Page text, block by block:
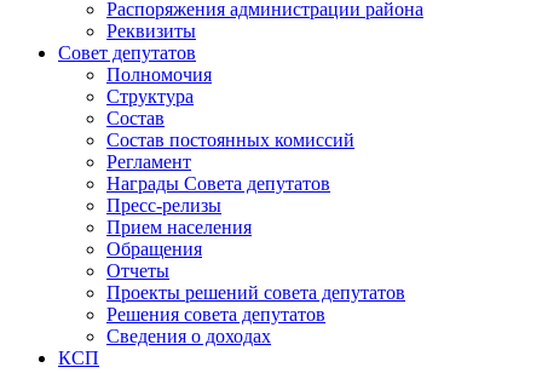
Распоряжения администрации района
Реквизиты
Совет депутатов
Полномочия
Структура
Состав
Состав постоянных комиссий
Регламент
Награды Совета депутатов
Пресс-релизы
Прием населения
Обращения
Отчеты
Проекты решений совета депутатов
Решения совета депутатов
Сведения о доходах
КСП